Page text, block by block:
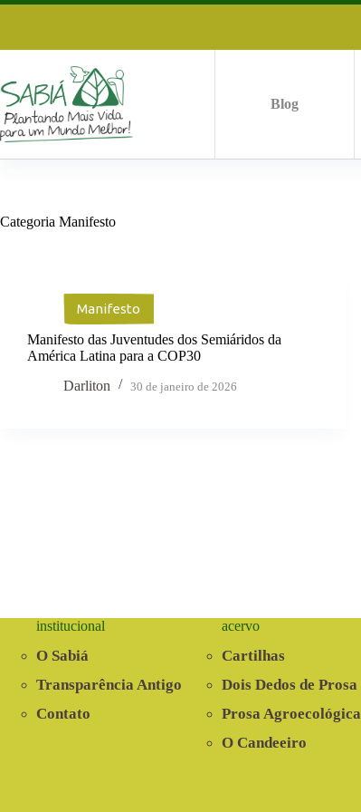
Pular
Blog
Categoria Manifesto
Manifesto
Manifesto das Juventudes dos Semiáridos da
América Latina para a COP30
Darliton
30 de janeiro de 2026
institucional
O Sabiá
Transparência Antigo
Contato
acervo
Cartilhas
Dois Dedos de Prosa
Prosa Agroecológica
O Candeeiro